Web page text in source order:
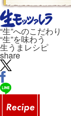
“生”へのこだわり
“生”を味わう
生うまレシピ
share